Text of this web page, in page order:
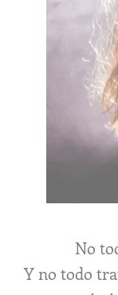
No
Y no todo